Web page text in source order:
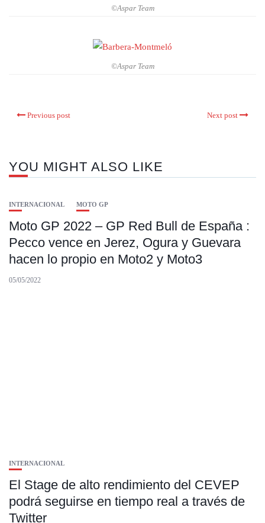
©Aspar Team
©Aspar Team
Previous post Next post
YOU MIGHT ALSO LIKE
INTERNACIONAL MOTO GP
Moto GP 2022 – GP Red Bull de España :
Pecco vence en Jerez, Ogura y Guevara
hacen lo propio en Moto2 y Moto3
05/05/2022
INTERNACIONAL
El Stage de alto rendimiento del CEVEP
podrá seguirse en tiempo real a través de
Twitter